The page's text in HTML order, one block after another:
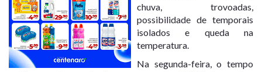
chuva, trovoadas,
possibilidade de temporais
isolados e queda na
temperatura.
Na segunda-feira, o tempo